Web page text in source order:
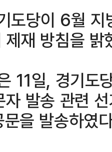
도당이 6월
재 방침을 밝
11일, 경기도
발송 관련
문을 발송하였